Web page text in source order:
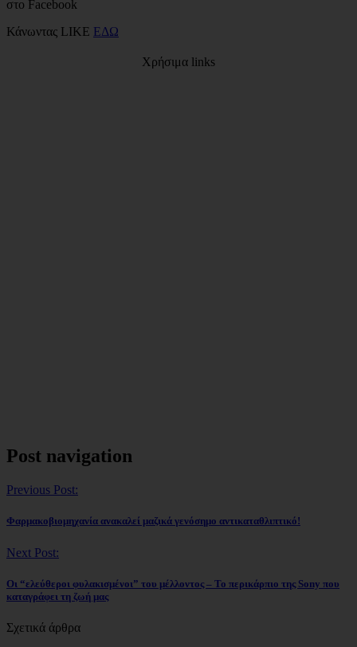
στο Facebook
Κάνωντας LIKE ΕΔΩ
Χρήσιμα links
Post navigation
Previous Post:
Φαρμακοβιομηχανία ανακαλεί μαζικά γενόσημο αντικαταθλιπτικό!
Next Post:
Οι “ελεύθεροι φυλακισμένοι” του μέλλοντος – Το περικάρπιο της Sony που
καταγράφει τη ζωή μας
Σχετικά άρθρα